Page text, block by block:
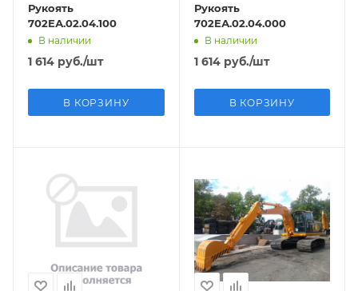
Рукоять
702ЕА.02.04.100
В наличии
1 614 руб./шт
В КОРЗИНУ
Рукоять
702ЕА.02.04.000
В наличии
1 614руб./шт
В КОРЗИНУ